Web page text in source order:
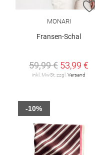
MONARI
Fransen-Schal
59,99 € 53,99 €
inkl. MwSt. zzgl. Versand
-10%